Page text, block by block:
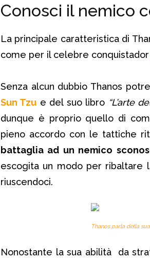
Conosci il nemico
La principale caratteristica di
come per il celebre conquistador
Senza alcun dubbio Thanos
Sun Tzu e del suo libro “L’arte
dunque è proprio quello di
pieno accordo con le tattiche
battaglia ad un nemico
escogita un modo per ribaltare
riuscendoci.
Thanos parla della
Nonostante la sua abilità da